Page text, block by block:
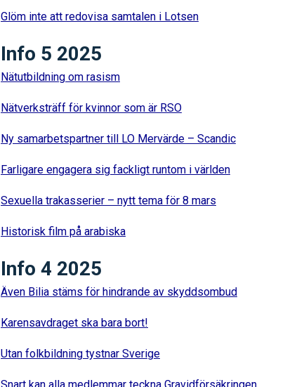
Glöm inte att redovisa samtalen i Lotsen
Info 5 2025
Nätutbildning om rasism
Nätverksträff för kvinnor som är RSO
Ny samarbetspartner till LO Mervärde – Scandic
Farligare engagera sig fackligt runtom i världen
Sexuella trakasserier – nytt tema för 8 mars
Historisk film på arabiska
Info 4 2025
Även Bilia stäms för hindrande av skyddsombud
Karensavdraget ska bara bort!
Utan folkbildning tystnar Sverige
Snart kan alla medlemmar teckna Gravidförsäkringen